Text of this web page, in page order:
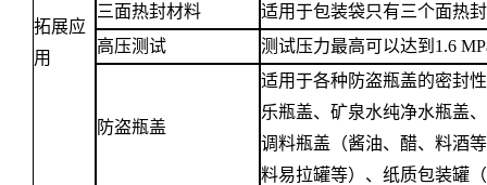
拓展应
用
三面热封材料
适用于包装袋只有三个面热
高压测试
测试压力最高可以达到1.6
防盗瓶盖
适用于各种防盗瓶盖的密封
乐瓶盖、矿泉水纯净水瓶盖
调料瓶盖（酱油、醋、料酒
料易拉罐等）、纸质包装罐